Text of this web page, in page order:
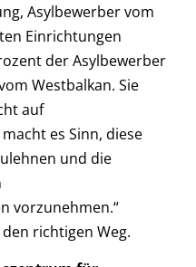
Asylbewerber vom
Einrichtungen
der Asylbewerber
Westbalkan. Sie
auf
es Sinn, diese
und die
vorzunehmen.“
richtigen Weg.